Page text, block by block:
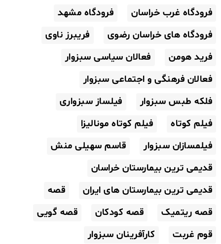
فرودگاه غرب خراسان
فرودگاه مشهد
فرودگاه های خراسان رضوی
فریبرز ناوی
فرید هومن
فعالان سیاسی سبزوار
فعالان فرهنگی و اجتماعی سبزوار
فلکه طبس سبزوار
فیلساز سبزواری
فیلم کوتاه
فیلم کوتاه مونالیزا
فیلمسازان سبزوار
قاسم سهیلی منش
قدیمی ترین بیمارستان خراسان
قدیمی ترین بیمارستان های ایران
قصه
قصه ریتمیک
قصه کودکان
قصه گویی
قوم غربت
کارآفرینان سبزوار